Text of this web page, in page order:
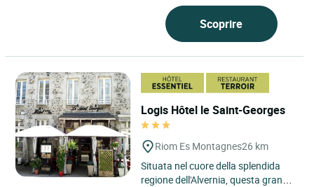
Scoprire
Logis Hôtel le Saint-Georges
Riom Es Montagnes26 km
Situata nel cuore della splendida
regione dell'Alvernia, questa grande